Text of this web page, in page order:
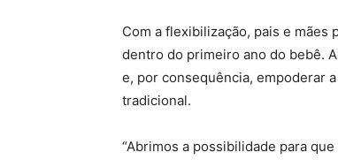
Com a flexibilização, pais e
dentro do primeiro ano do bebê.
e, por consequência, empoderar
tradicional.
“Abrimos a possibilidade para